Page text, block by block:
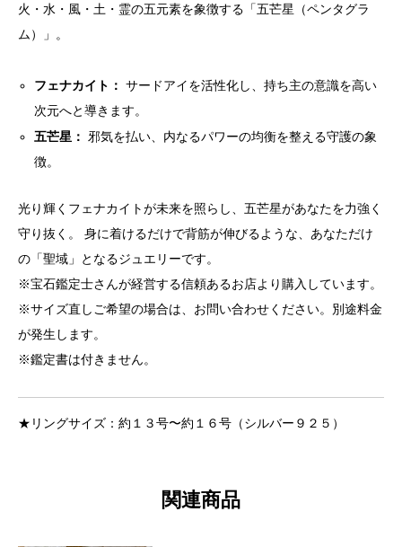
火・水・風・土・霊の五元素を象徴する「五芒星（ペンタグラ
ム）」。
フェナカイト： サードアイを活性化し、持ち主の意識を高い
次元へと導きます。
五芒星：
邪気を払い、内なるパワーの均衡を整える守護の象
徴。
光り輝くフェナカイトが未来を照らし、五芒星があなたを力強く
守り抜く。 身に着けるだけで背筋が伸びるような、あなただけ
の「聖域」となるジュエリーです。
※宝石鑑定士さんが経営する信頼あるお店より購入しています。
※サイズ直しご希望の場合は、お問い合わせください。別途料金
が発生します。
※鑑定書は付きません。
★リングサイズ：約１３号〜約１６号（シルバー９２５）
関連商品